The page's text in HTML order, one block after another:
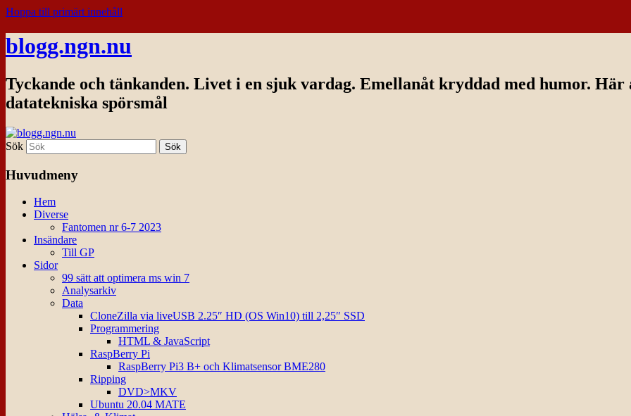
Hoppa till primärt innehåll
blogg.ngn.nu
Tyckande och tänkanden. Livet i en sjuk vardag. Emellanåt kryddad med humor. Här
datatekniska spörsmål
Sök
Huvudmeny
Hem
Diverse
Fantomen nr 6-7 2023
Insändare
Till GP
Sidor
99 sätt att optimera ms win 7
Analysarkiv
Data
CloneZilla via liveUSB 2.25″ HD (OS Win10) till 2,25″ SSD
Programmering
HTML & JavaScript
RaspBerry Pi
RaspBerry Pi3 B+ och Klimatsensor BME280
Ripping
DVD>MKV
Ubuntu 20.04 MATE